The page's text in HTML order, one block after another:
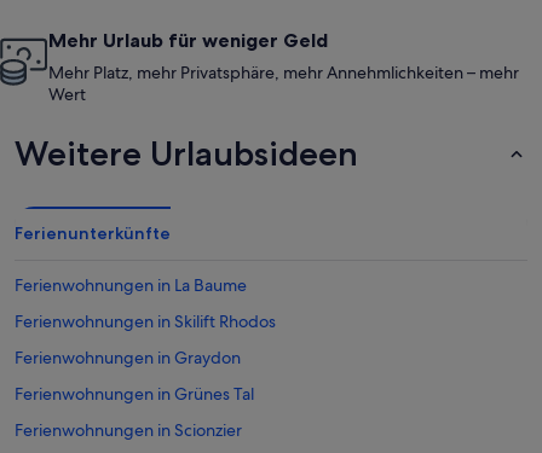
Mehr Urlaub für weniger Geld
Mehr Platz, mehr Privatsphäre, mehr Annehmlichkeiten – mehr
Wert
Weitere Urlaubsideen
Ferienunterkünfte
Ferienwohnungen in La Baume
Ferienwohnungen in Skilift Rhodos
Ferienwohnungen in Graydon
Ferienwohnungen in Grünes Tal
Ferienwohnungen in Scionzier